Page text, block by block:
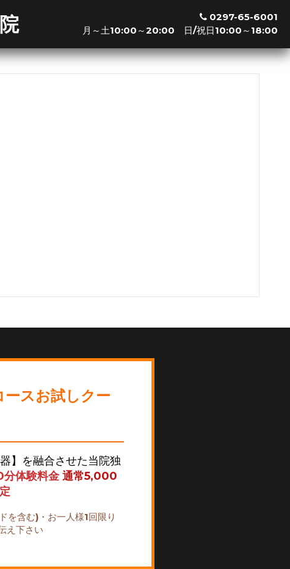
0297-65-6001
月～土10:00～20:00 日/祝日10:00～18:00
※新規の方は最終受付の30分前までお越し下さい
利用可能クレジットカード
スお試しクー
】を融合させた当院独
体験料金 通常5,000
含む)・お一人様1回限り
え下さい